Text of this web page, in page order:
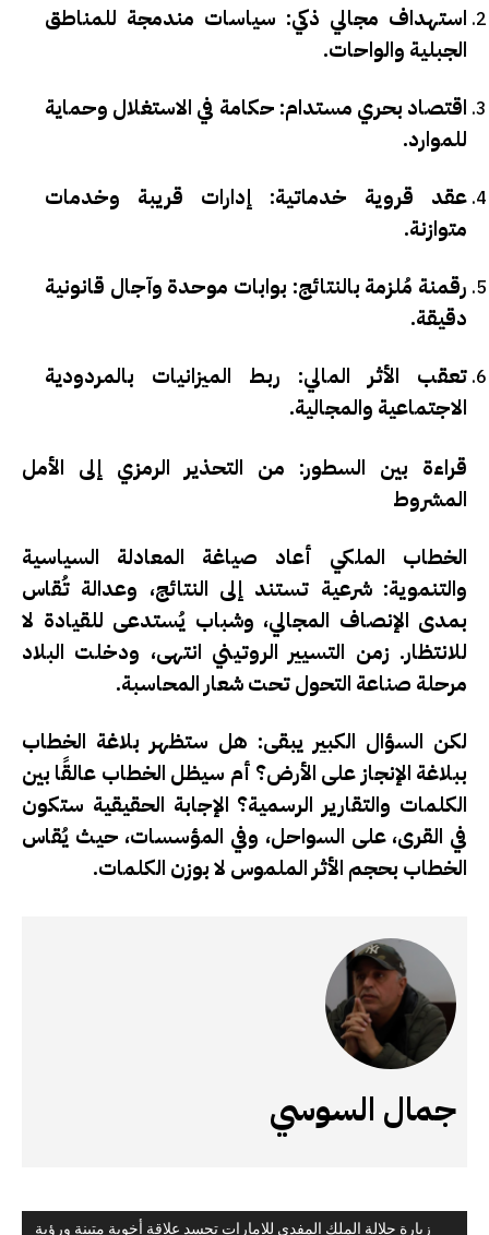
زيارة جلالة الملك المفدى للإمارات تجسد علاقة أخوية متينة ورؤية
استهداف مجالي ذكي: سياسات مندمجة للمناطق
الجبلية والواحات.
اقتصاد بحري مستدام: حكامة في الاستغلال وحماية
للموارد.
عقد قروية خدماتية: إدارات قريبة وخدمات
متوازنة.
رقمنة مُلزمة بالنتائج: بوابات موحدة وآجال قانونية
دقيقة.
تعقب الأثر المالي: ربط الميزانيات بالمردودية
الاجتماعية والمجالية.
قراءة بين السطور: من التحذير الرمزي إلى الأمل
المشروط
الخطاب الملكي أعاد صياغة المعادلة السياسية
والتنموية:شرعية تستند إلى النتائج، وعدالة تُقاس
بمدى الإنصاف المجالي، وشباب يُستدعى للقيادة لا
للانتظار. زمن التسيير الروتيني انتهى، ودخلت البلاد
مرحلة صناعة التحول تحت شعار المحاسبة.
لكن السؤال الكبير يبقى: هل ستظهر بلاغة الخطاب
ببلاغة الإنجاز على الأرض؟ أم سيظل الخطاب عالقًا بين
الكلمات والتقارير الرسمية؟ الإجابة الحقيقية ستكون
في القرى، على السواحل، وفي المؤسسات، حيث يُقاس
الخطاب بحجم الأثر الملموس لا بوزن الكلمات.
جمال السوسي